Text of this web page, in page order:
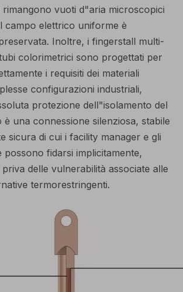
vuoti d"aria microscopici
campo elettrico uniforme è
Inoltre, i fingerstall multi-
colorimetrici sono progettati per
i requisiti dei materiali
configurazioni industriali,
protezione dell"isolamento del
una connessione silenziosa, stabile
sicura di cui i facility manager e gli
possono fidarsi implicitamente,
delle vulnerabilità associate alle
termorestringenti.